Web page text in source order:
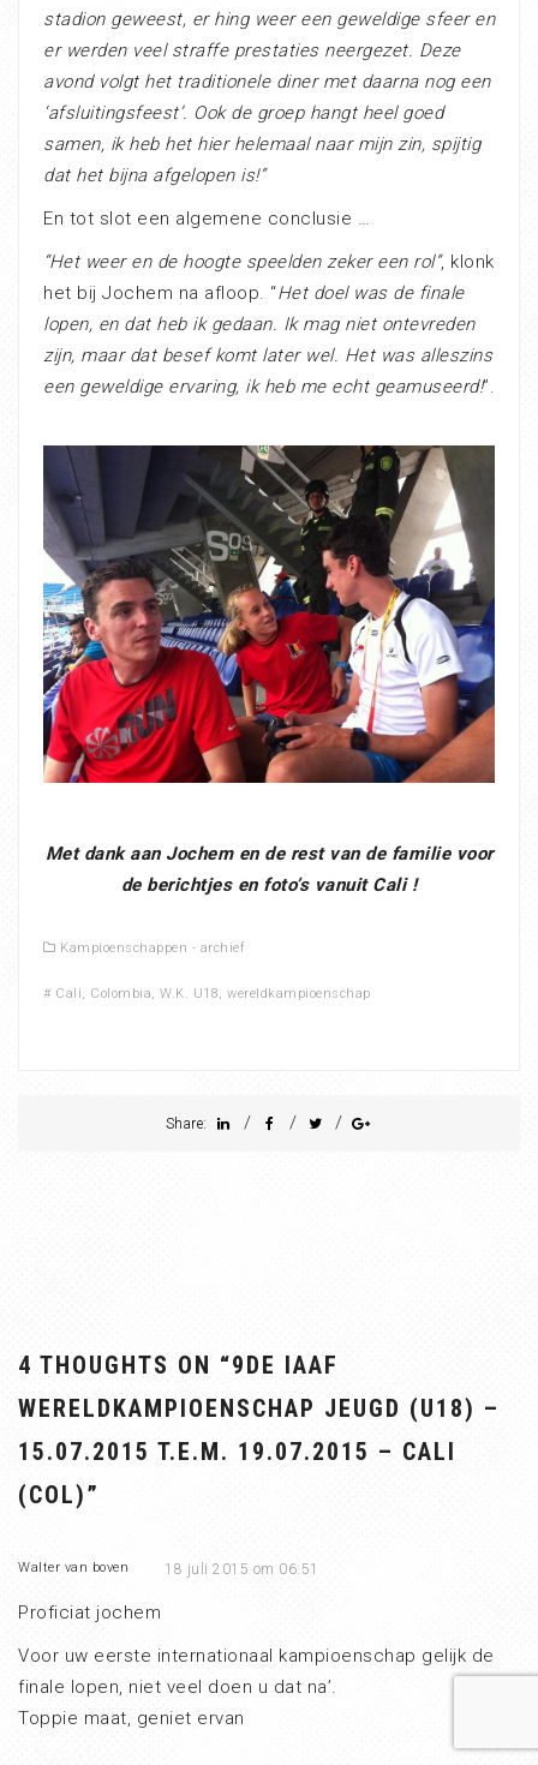
stadion geweest, er hing weer een geweldige sfeer en
er werden veel straffe prestaties neergezet. Deze
avond volgt het traditionele diner met daarna nog een
‘afsluitingsfeest’. Ook de groep hangt heel goed
samen, ik heb het hier helemaal naar mijn zin, spijtig
dat het bijna afgelopen is!”
En tot slot een algemene conclusie …
“Het weer en de hoogte speelden zeker een rol”, klonk
het bij Jochem na afloop. “Het doel was de finale
lopen, en dat heb ik gedaan. Ik mag niet ontevreden
zijn, maar dat besef komt later wel. Het was alleszins
een geweldige ervaring, ik heb me echt geamuseerd!”.
Met dank aan Jochem en de rest van de familie voor
de berichtjes en foto’s vanuit Cali !
Kampioenschappen - archief
# Cali, Colombia, W.K. U18, wereldkampioenschap
Share: / / /
4 THOUGHTS ON “9DE IAAF
WERELDKAMPIOENSCHAP JEUGD (U18) –
15.07.2015 T.E.M. 19.07.2015 – CALI
(COL)”
Walter van boven 18 juli 2015 om 06:51
Proficiat jochem
Voor uw eerste internationaal kampioenschap gelijk de
finale lopen, niet veel doen u dat na’.
Toppie maat, geniet ervan